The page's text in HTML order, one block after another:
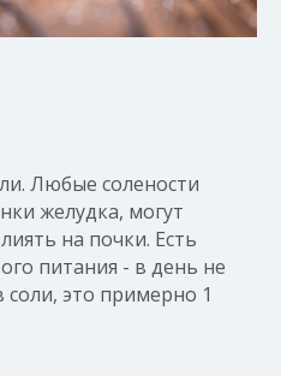
Любые солености
желудка, могут
на почки. Есть
питания - в день не
это примерно 1